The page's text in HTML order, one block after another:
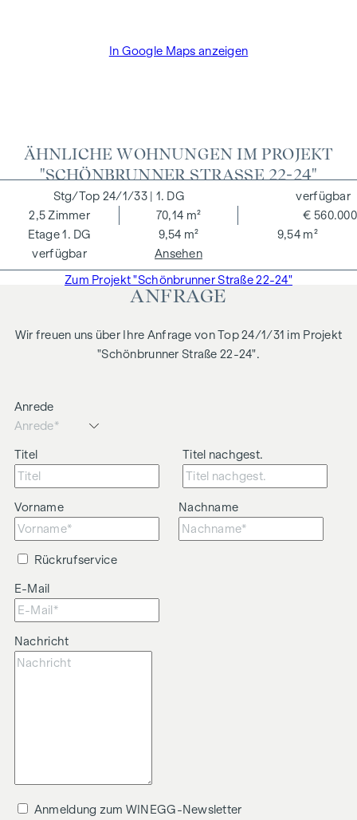
Mehrwertsteuer. Wir möchten noch darauf hinweisen, dass
In Google Maps anzeigen
ÄHNLICHE WOHNUNGEN IM PROJEKT
"SCHÖNBRUNNER STRASSE 22-24"
24/1/33 | 1. DG
1. DG
2,5 Zimmer
70,14 m²
9,54 m²
9,54 m²
€ 560.000
verfügbar
verfügbar
Ansehen
Zum Projekt "Schönbrunner Straße 22-24"
ANFRAGE
Wir freuen uns über Ihre Anfrage von Top 24/1/31 im Projekt
"Schönbrunner Straße 22-24".
Anrede
Titel Titel nachgest.
Vorname Nachname
Rückrufservice
E-Mail
Nachricht
Anmeldung zum WINEGG-Newsletter